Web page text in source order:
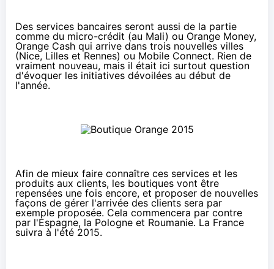
Des services bancaires seront aussi de la partie
comme du micro-crédit (au Mali) ou Orange Money,
Orange Cash qui arrive dans trois nouvelles villes
(Nice, Lilles et Rennes) ou Mobile Connect. Rien de
vraiment nouveau, mais il était ici surtout question
d'évoquer les initiatives dévoilées au début de
l'année.
Afin de mieux faire connaître ces services et les
produits aux clients, les boutiques vont être
repensées une fois encore, et proposer de nouvelles
façons de gérer l'arrivée des clients sera par
exemple proposée. Cela commencera par contre
par l'Espagne, la Pologne et Roumanie. La France
suivra à l'été 2015.